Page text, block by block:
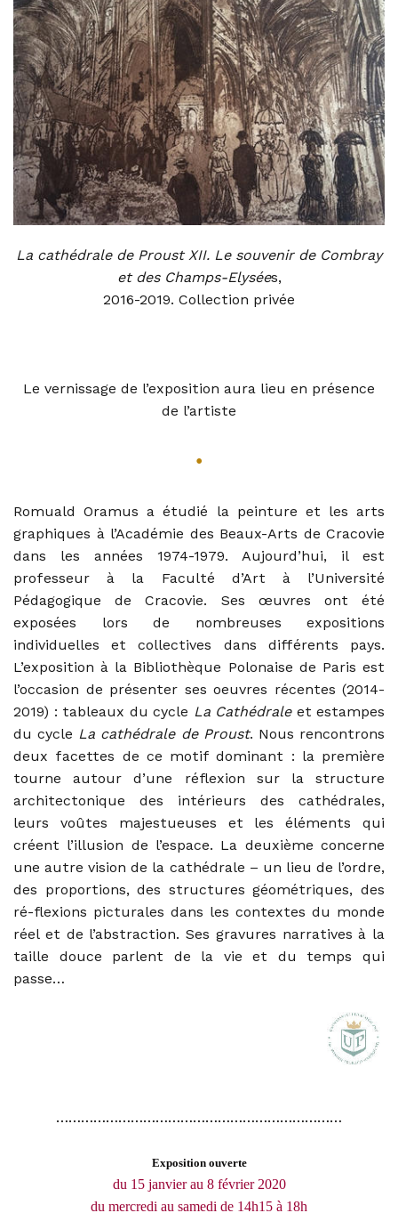
La cathédrale de Proust XII. Le souvenir de Combray
et des Champs-Elysées,
2016-2019. Collection privée
Le vernissage de l’exposition aura lieu en présence
de l’artiste
•
Romuald Oramus a étudié la peinture et les arts
graphiques à l’Académie des Beaux-Arts de Cracovie
dans les années 1974-1979. Aujourd’hui, il est
professeur à la Faculté d’Art à l’Université
Pédagogique de Cracovie. Ses œuvres ont été
exposées lors de nombreuses expositions
individuelles et collectives dans différents pays.
L’exposition à la Bibliothèque Polonaise de Paris est
l’occasion de présenter ses oeuvres récentes (2014-
2019) : tableaux du cycle La Cathédraleet estampes
du cycle La cathédrale de Proust. Nous rencontrons
deux facettes de ce motif dominant : la première
tourne autour d’une réflexion sur la structure
architectonique des intérieurs des cathédrales,
leurs voûtes majestueuses et les éléments qui
créent l’illusion de l’espace. La deuxième concerne
une autre vision de la cathédrale – un lieu de l’ordre,
des proportions, des structures géométriques, des
ré-flexions picturales dans les contextes du monde
réel et de l’abstraction. Ses gravures narratives à la
taille douce parlent de la vie et du temps qui
passe…
……………………………………………………………
Exposition ouverte
du 15 janvier au 8 février 2020
du mercredi au samedi de 14h15 à 18h